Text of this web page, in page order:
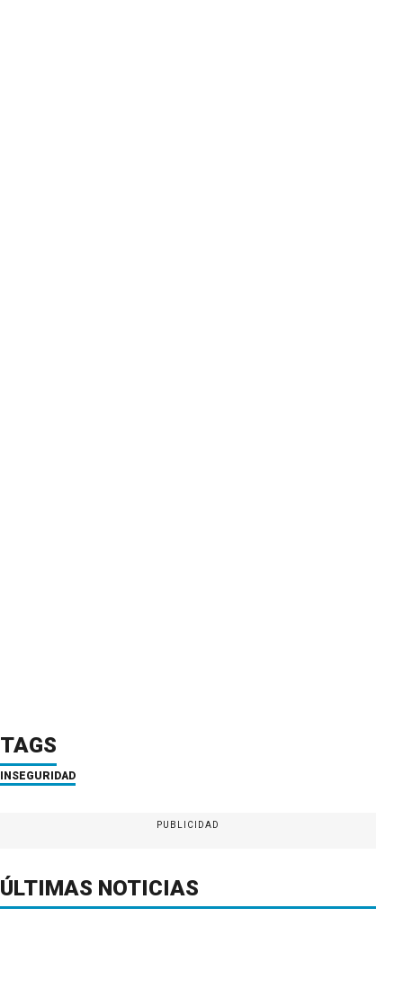
TAGS
INSEGURIDAD
PUBLICIDAD
ÚLTIMAS NOTICIAS